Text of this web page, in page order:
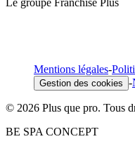
Le groupe Franchise Plus
Mentions légales-
Gestion des cookies -
© 2026 Plus que pro. Tous
BE SPA CONCEPT